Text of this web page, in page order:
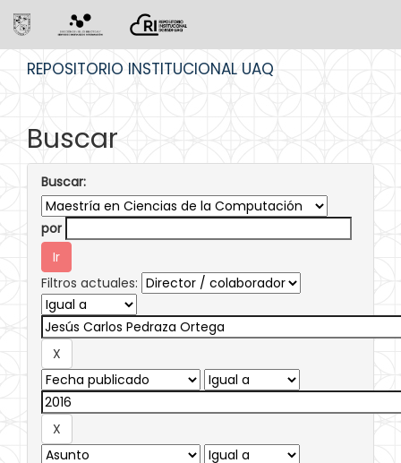
REPOSITORIO INSTITUCIONAL UAQ
Buscar
Buscar:
por
Filtros actuales: